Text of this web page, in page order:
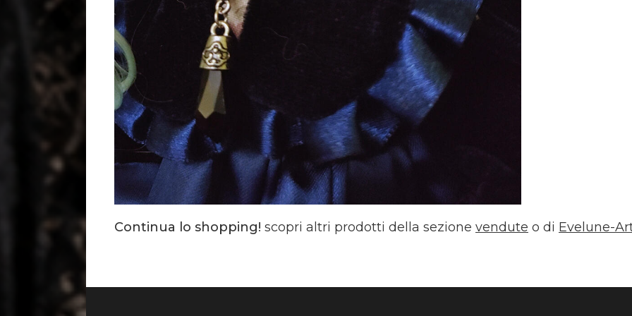
Continua lo shopping! scopri altri prodotti della sezione vendute o di Evelune-